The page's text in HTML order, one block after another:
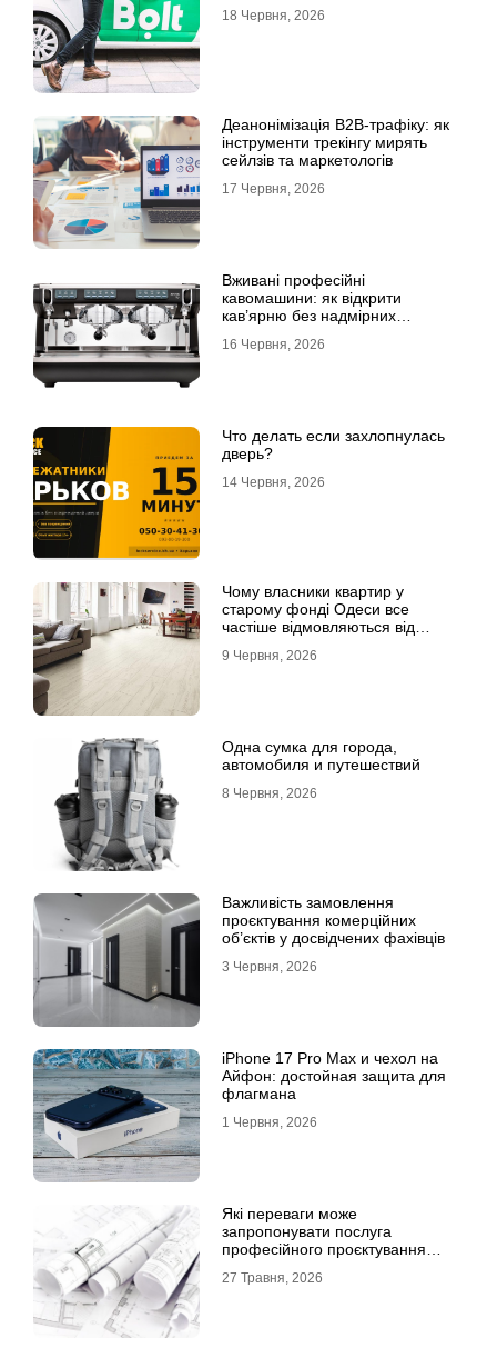
18 Червня, 2026
Деанонімізація B2B-трафіку: як
інструменти трекінгу мирять
сейлзів та маркетологів
17 Червня, 2026
Вживані професійні
кавомашини: як відкрити
кав’ярню без надмірних
16 Червня, 2026
Что делать если захлопнулась
дверь?
14 Червня, 2026
Чому власники квартир у
старому фонді Одеси все
частіше відмовляються від
9 Червня, 2026
Одна сумка для города,
автомобиля и путешествий
8 Червня, 2026
Важливість замовлення
проєктування комерційних
об’єктів у досвідчених фахівців
3 Червня, 2026
iPhone 17 Pro Max и чехол на
Айфон: достойная защита для
флагмана
1 Червня, 2026
Які переваги може
запропонувати послуга
професійного проєктування
27 Травня, 2026